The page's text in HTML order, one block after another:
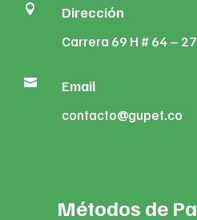
 Dirección
Carrera 69 H # 64 –
 Email
contacto@gupet.co
Métodos de